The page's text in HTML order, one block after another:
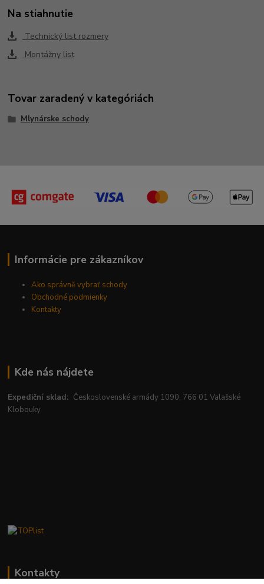
Na stiahnutie
Technický list rozmery
Montážny list
Tovar zaradený v kategóriách
Mlynárske schody
Informácie pre zákazníkov
Ako správně vybrať schody
Obchodné podmienky
Kontakty
Kde nás nájdete
Expediční sklad: Československé armády 1090, 766 01 Valašské
Klobouky
Kontakty